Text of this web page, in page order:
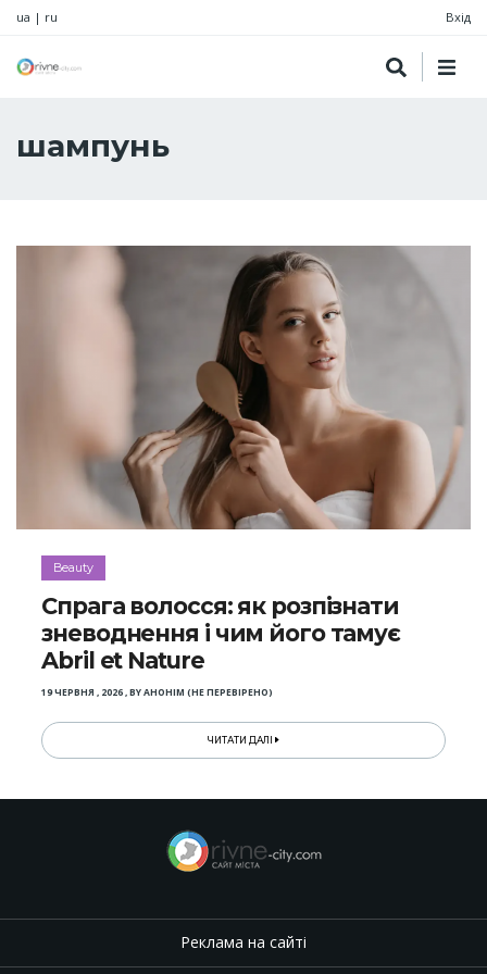
ua | ru Вхід
шампунь
Beauty
Спрага волосся: як розпізнати
зневоднення і чим його тамує
Abril et Nature
19 ЧЕРВНЯ , 2026,BYАНОНІМ (НЕ ПЕРЕВІРЕНО)
ЧИТАТИ ДАЛІ
Реклама на сайті